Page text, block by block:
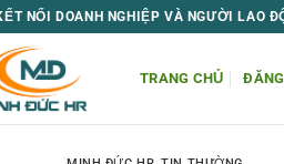
NỐI DOANH NGHIỆP VÀ NGƯỜI LAO
TRANG CHỦ